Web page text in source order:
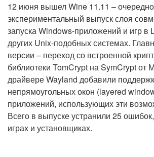
12 июня вышел Wine 11.11 –
экспериментальный выпуск слоя
запуска Windows-приложений и игр в
других Unix-подобных системах.
версии – переход со встроенной
библиотеки TomCrypt на SymCrypt от
драйвере Wayland добавили
непрямоугольных окон (layered
приложений, использующих эти
Всего в выпуске устранили 25
играх и установщиках.